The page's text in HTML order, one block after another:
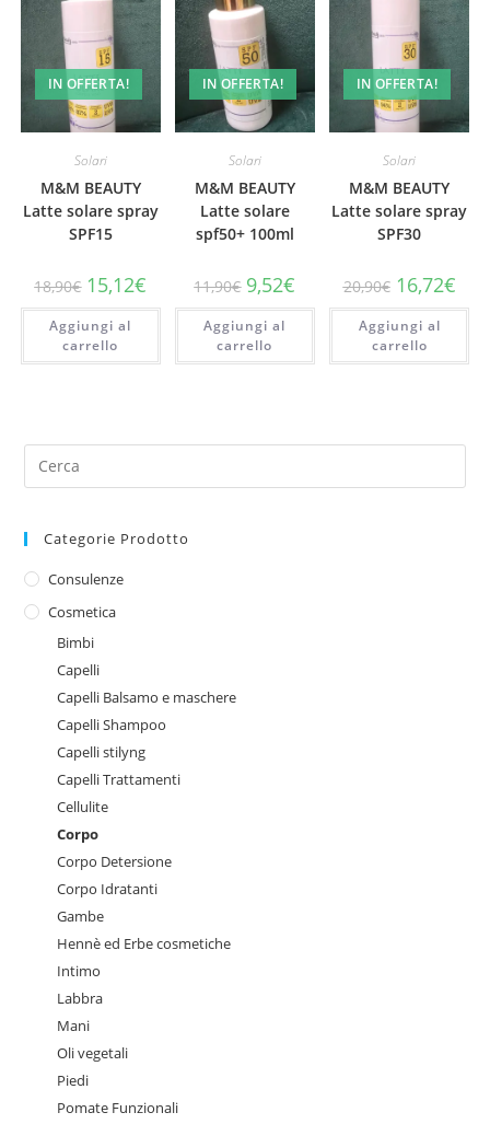
IN OFFERTA!
Solari
M&M BEAUTY
Latte solare spray
SPF15
18,90€ Il
prezzo
originale
era:
18,90€.
15,12€
attuale
Aggiungi al
carrello
IN OFFERTA!
Solari
M&M BEAUTY
Latte solare
spf50+ 100ml
11,90€ Il
prezzo
originale
era:
11,90€.
9,52€ prezzo
attuale
Aggiungi al
carrello
IN OFFERTA!
Solari
M&M BEAUTY
Latte solare spray
SPF30
20,90€ Il
prezzo
originale
era:
20,90€.
16,72€Il
Aggiungi al
carrello
Categorie Prodotto
Consulenze
Cosmetica
Bimbi
Capelli
Capelli Balsamo e maschere
Capelli Shampoo
Capelli stilyng
Capelli Trattamenti
Cellulite
Corpo
Corpo Detersione
Corpo Idratanti
Gambe
Hennè ed Erbe cosmetiche
Intimo
Labbra
Mani
Oli vegetali
Piedi
Pomate Funzionali